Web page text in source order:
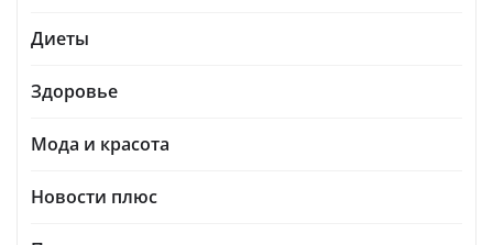
Диеты
Здоровье
Мода и красота
Новости плюс